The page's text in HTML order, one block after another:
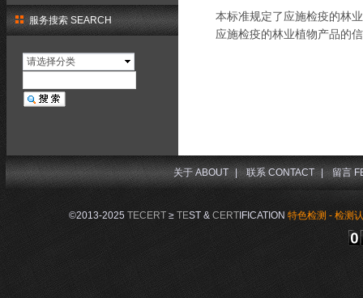
服务搜索 SEARCH
请选择分类
本标准规定了应施检疫的林
应施检疫的林业植物产品的
©2013-2025 TECERT≥ TEST & CERTIFICATION 特色检测 - 检测
关于 ABOUT | 联系 CONTACT | 留言